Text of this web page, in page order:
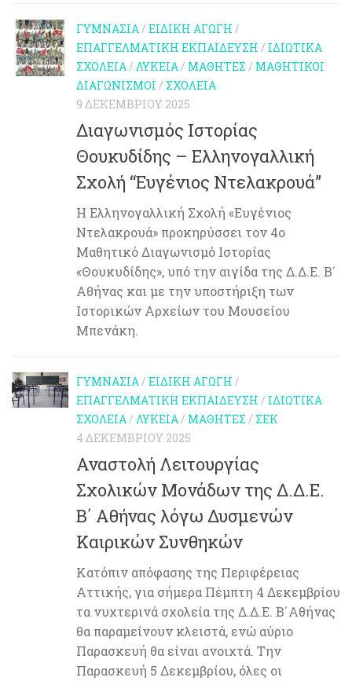
ΓΥΜΝΆΣΙΑ / ΕΙΔΙΚΉ ΑΓΩΓΉ /
ΕΠΑΓΓΕΛΜΑΤΙΚΉ ΕΚΠΑΊΔΕΥΣΗ / ΙΔΙΩΤΙΚΆ
ΣΧΟΛΕΊΑ / ΛΎΚΕΙΑ / ΜΑΘΗΤΈΣ / ΜΑΘΗΤΙΚΟΊ
ΔΙΑΓΩΝΙΣΜΟΊ / ΣΧΟΛΕΊΑ
9 ΔΕΚΕΜΒΡΊΟΥ 2025
Διαγωνισμός Ιστορίας
Θουκυδίδης – Ελληνογαλλική
Σχολή “Ευγένιος Ντελακρουά”
Η Ελληνογαλλική Σχολή «Ευγένιος
Ντελακρουά» προκηρύσσει τον 4ο
Μαθητικό Διαγωνισμό Ιστορίας
«Θουκυδίδης», υπό την αιγίδα της Δ.Δ.Ε. Β΄
Αθήνας και με την υποστήριξη των
Ιστορικών Αρχείων του Μουσείου
Μπενάκη.
ΓΥΜΝΆΣΙΑ/ ΕΙΔΙΚΉ ΑΓΩΓΉ /
ΕΠΑΓΓΕΛΜΑΤΙΚΉ ΕΚΠΑΊΔΕΥΣΗ / ΙΔΙΩΤΙΚΆ
ΣΧΟΛΕΊΑ/ ΛΎΚΕΙΑ/ ΜΑΘΗΤΈΣ / ΣΕΚ
4 ΔΕΚΕΜΒΡΊΟΥ 2025
Αναστολή Λειτουργίας
Σχολικών Μονάδων της Δ.Δ.Ε.
Β΄ Αθήνας λόγω Δυσμενών
Καιρικών Συνθηκών
Κατόπιν απόφασης της Περιφέρειας
Αττικής, για σήμερα Πέμπτη 4 Δεκεμβρίου
τα νυχτερινά σχολεία της Δ.Δ.Ε. Β΄Αθήνας
θα παραμείνουν κλειστά, ενώ αύριο
Παρασκευή θα είναι ανοιχτά. Την
Παρασκευή 5 Δεκεμβρίου, όλες οι